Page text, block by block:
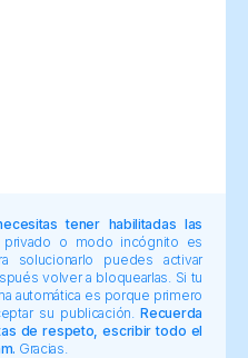
tener habilitadas las
privado o modo incógnito es
solucionarlo puedes activar
volver a bloquearlas. Si tu
automática es porque primero
su publicación.Recuerda
de respeto, escribir todo el
Gracias.